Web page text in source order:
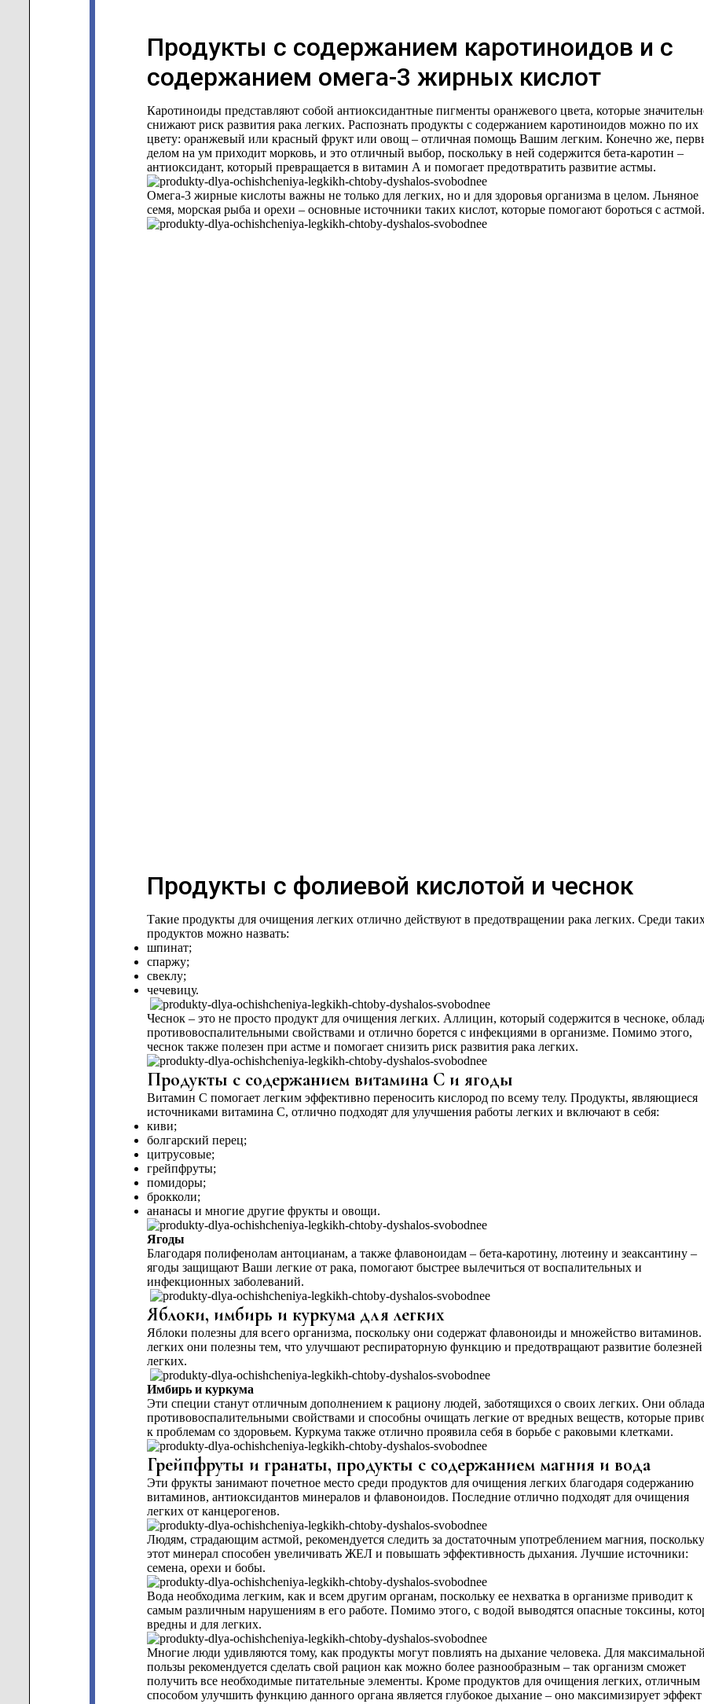
Продукты с содержанием каротиноидов и с
содержанием омега-3 жирных кислот
Каротиноиды представляют собой антиоксидантные пигменты оранжевого цвета, которые
снижают риск развития рака легких. Распознать продукты с содержанием каротиноидов можно по их
цвету: оранжевый или красный фрукт или овощ – отличная помощь Вашим легким. Конечно же,
делом на ум приходит морковь, и это отличный выбор, поскольку в ней содержится бета-каротин –
антиоксидант, который превращается в витамин А и помогает предотвратить развитие астмы.
Омега-3 жирные кислоты важны не только для легких, но и для здоровья организма в целом. Льняное
семя, морская рыба и орехи – основные источники таких кислот, которые помогают бороться с астмой.
Продукты с фолиевой кислотой и чеснок
Такие продукты для очищения легких отлично действуют в предотвращении рака легких. Среди
продуктов можно назвать:
шпинат;
спаржу;
свеклу;
чечевицу.
Чеснок – это не просто продукт для очищения легких. Аллицин, который содержится в чесноке,
противовоспалительными свойствами и отлично борется с инфекциями в организме. Помимо этого,
чеснок также полезен при астме и помогает снизить риск развития рака легких.
Продукты с содержанием витамина С и ягоды
Витамин С помогает легким эффективно переносить кислород по всему телу. Продукты, являющиеся
источниками витамина С, отлично подходят для улучшения работы легких и включают в себя:
киви;
болгарский перец;
цитрусовые;
грейпфруты;
помидоры;
брокколи;
ананасы и многие другие фрукты и овощи.
Ягоды
Благодаря полифенолам антоцианам, а также флавоноидам – бета-каротину, лютеину и зеаксантину –
ягоды защищают Ваши легкие от рака, помогают быстрее вылечиться от воспалительных и
инфекционных заболеваний.
Яблоки, имбирь и куркума для легких
Яблоки полезны для всего организма, поскольку они содержат флавоноиды и множейство
легких они полезны тем, что улучшают респираторную функцию и предотвращают развитие болезней
легких.
Имбирь и куркума
Эти специи станут отличным дополнением к рациону людей, заботящихся о своих легких. Они
противовоспалительными свойствами и способны очищать легкие от вредных веществ, которые
к проблемам со здоровьем. Куркума также отлично проявила себя в борьбе с раковыми клетками.
Грейпфруты и гранаты, продукты с содержанием магния и вода
Эти фрукты занимают почетное место среди продуктов для очищения легких благодаря содержанию
витаминов, антиоксидантов минералов и флавоноидов. Последние отлично подходят для очищения
легких от канцерогенов.
Людям, страдающим астмой, рекомендуется следить за достаточным употреблением магния, поскольку
этот минерал способен увеличивать ЖЕЛ и повышать эффективность дыхания. Лучшие источники:
семена, орехи и бобы.
Вода необходима легким, как и всем другим органам, поскольку ее нехватка в организме приводит к
самым различным нарушениям в его работе. Помимо этого, с водой выводятся опасные токсины,
вредны и для легких.
Многие люди удивляются тому, как продукты могут повлиять на дыхание человека. Для
пользы рекомендуется сделать свой рацион как можно более разнообразным – так организм сможет
получить все необходимые питательные элементы. Кроме продуктов для очищения легких, отличным
способом улучшить функцию данного органа является глубокое дыхание – оно максимизирует эффект